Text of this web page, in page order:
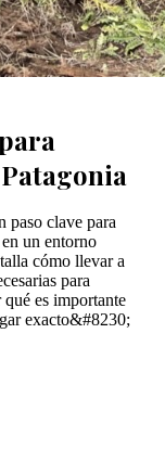
paso clave para
un entorno
cómo llevar a
para
es importante
exacto&#8230;